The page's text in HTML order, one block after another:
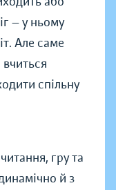
— у ньому
Але саме
спільну
гру та
й з